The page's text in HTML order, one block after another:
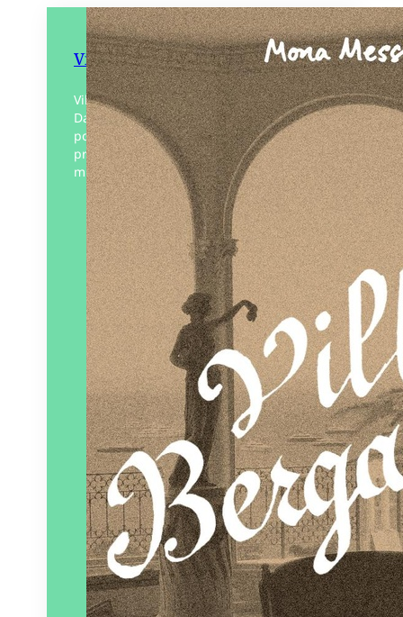
Villa Bergamote
Villa Bergamote c’est un scénario à la
Dallas. Roxane, belle-fille d’un couple
politique en vogue, constamment en
proie à la justice, essaye de survivre en
milieu hostile :…
Éditeur :Bouclard
Paru le10/01/2025